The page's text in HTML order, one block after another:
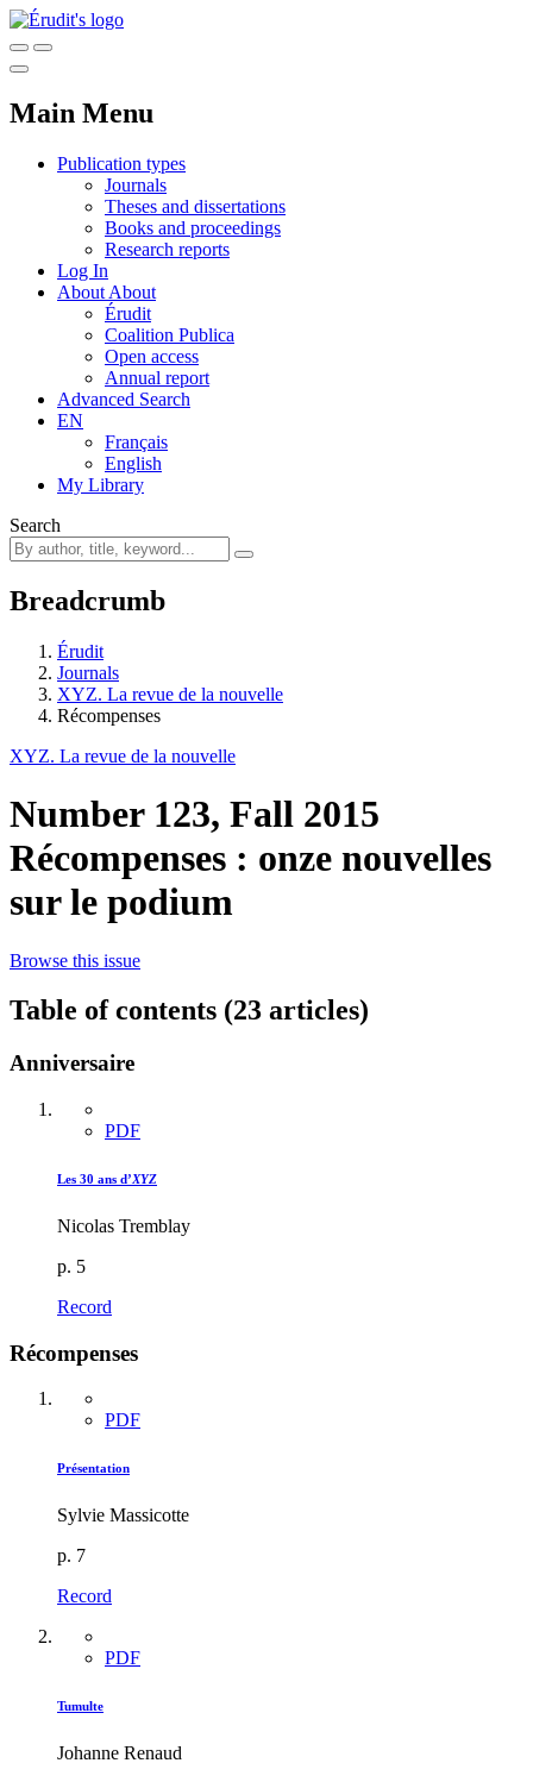
Main Menu
Publication types
Journals
Theses and dissertations
Books and proceedings
Research reports
Log In
About About
Érudit
Coalition Publica
Open access
Annual report
Advanced Search
EN
Français
English
My Library
Search
Breadcrumb
Érudit
Journals
XYZ. La revue de la nouvelle
Récompenses
XYZ. La revue de la nouvelle
Number 123, Fall 2015
Récompenses : onze nouvelles
sur le podium
Browse this issue
Table of contents (23 articles)
Anniversaire
PDF
Les 30 ans d’XYZ
Nicolas Tremblay
p. 5
Record
Récompenses
PDF
Présentation
Sylvie Massicotte
p. 7
Record
PDF
Tumulte
Johanne Renaud